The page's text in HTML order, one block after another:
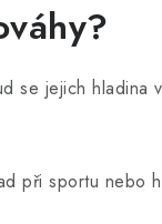
se jejich
sportu nebo